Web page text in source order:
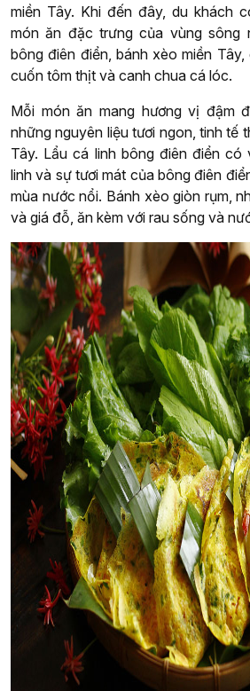
miền Tây. Khi đến đây, du khách
món ăn đặc trưng của vùng sông
bông điên điển, bánh xèo miền
cuốn tôm thịt và canh chua cá lóc.
Mỗi món ăn mang hương vị đậm
những nguyên liệu tươi ngon, tinh tế
Tây. Lẩu cá linh bông điên điển
linh và sự tươi mát của bông điên
mùa nước nổi. Bánh xèo giòn rụm,
và giá đỗ, ăn kèm với rau sống và